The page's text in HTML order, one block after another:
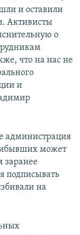
и оставили
Активисты
о
что на нас не
и
администрация
может
заранее
подписывать
на